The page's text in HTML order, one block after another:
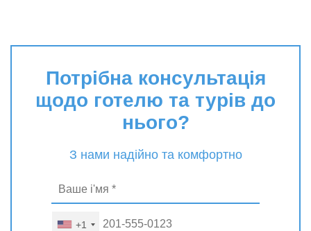
Потрібна консультація
щодо готелю та турів до
нього?
З нами надійно та комфортно
+1